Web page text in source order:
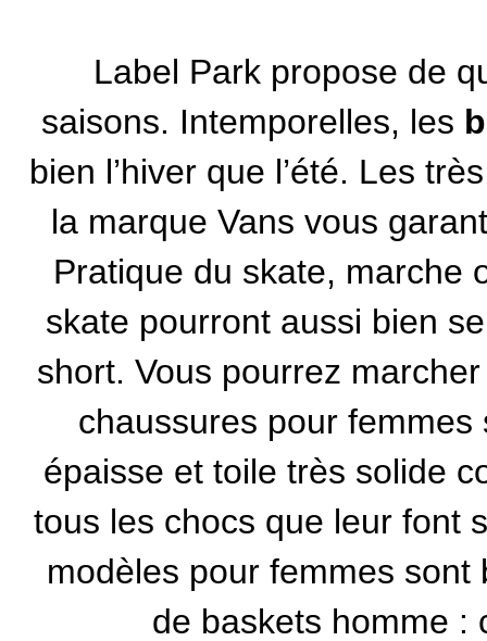
Label Park propose de
saisons. Intemporelles, les
bien l’hiver que l’été. Les
la marque Vans vous
Pratique du skate, marche
skate pourront aussi bien
short. Vous pourrez
chaussures pour
épaisse et toile très solide
tous les chocs que leur font
modèles pour femmes
de baskets homme :